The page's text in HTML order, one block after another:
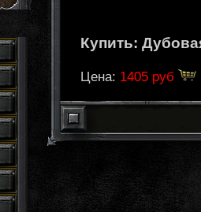
Купить:
Цена: 1405 руб